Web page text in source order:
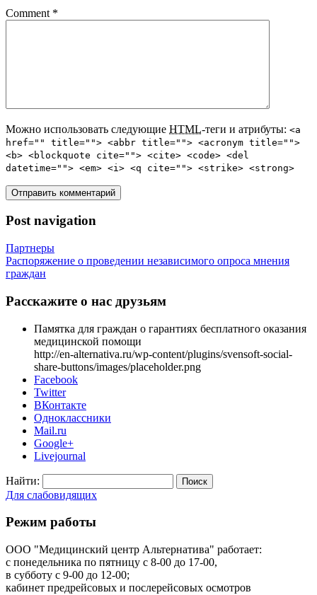
Comment *
Можно использовать следующие HTML-теги и атрибуты: <a
href="" title=""> <abbr title=""> <acronym title="">
<b> <blockquote cite=""> <cite> <code> <del
datetime=""> <em> <i> <q cite=""> <strike> <strong>
Post navigation
Партнеры
Распоряжение о проведении независимого опроса мнения
граждан
Расскажите о нас друзьям
Памятка для граждан о гарантиях бесплатного оказания
медицинской помощи
http://en-alternativa.ru/wp-content/plugins/svensoft-social-
share-buttons/images/placeholder.png
Facebook
Twitter
ВКонтакте
Одноклассники
Mail.ru
Google+
Livejournal
Найти:
Для слабовидящих
Режим работы
ООО "Медицинский центр Альтернатива" работает:
с понедельника по пятницу с 8-00 до 17-00,
в субботу с 9-00 до 12-00;
кабинет предрейсовых и послерейсовых осмотров